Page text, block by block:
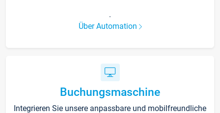
.
Über Automation
Buchungsmaschine
Integrieren Sie unsere anpassbare und mobilfreundliche